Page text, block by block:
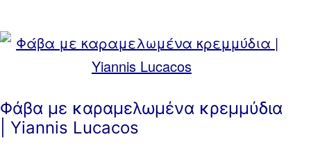
Φάβα με καραμελωμένα κρεμμύδια
| Yiannis Lucacos